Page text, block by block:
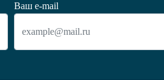
Ваш e-mail